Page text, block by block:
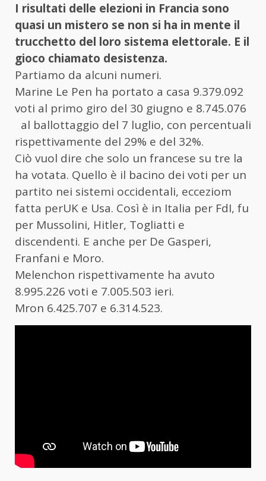
I risultati delle elezioni in Francia sono
quasi un mistero se non si ha in mente il
trucchetto del loro sistema elettorale. E il
gioco chiamato desistenza.
Partiamo da alcuni numeri.
Marine Le Pen ha portato a casa 9.379.092
voti al primo giro del 30 giugno e 8.745.076
al ballottaggio del 7 luglio, con percentuali
rispettivamente del 29% e del 32%.
Ciò vuol dire che solo un francese su tre la
ha votata. Quello è il bacino dei voti per un
partito nei sistemi occidentali, ecceziom
fatta perUK e Usa. Così è in Italia per FdI, fu
per Mussolini, Hitler, Togliatti e
discendenti. E anche per De Gasperi,
Franfani e Moro.
Melenchon rispettivamente ha avuto
8.995.226 voti e 7.005.503 ieri.
Mron 6.425.707 e 6.314.523.